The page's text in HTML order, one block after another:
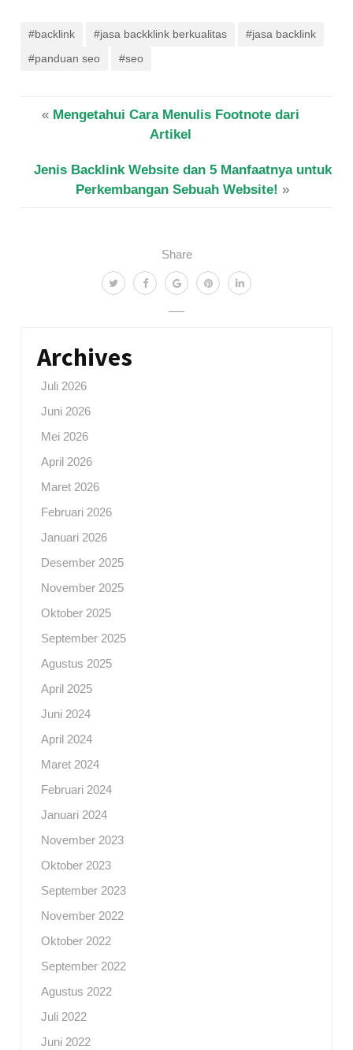
Share
#backlink #jasa backklink berkualitas
#jasa backlink
#panduan seo
#seo
« Mengetahui Cara Menulis Footnote dari
Artikel
Jenis Backlink Website dan 5 Manfaatnya untuk
Perkembangan Sebuah Website! »
Archives
Juli 2026
Juni 2026
Mei 2026
April 2026
Maret 2026
Februari 2026
Januari 2026
Desember 2025
November 2025
Oktober 2025
September 2025
Agustus 2025
April 2025
Juni 2024
April 2024
Maret 2024
Februari 2024
Januari 2024
November 2023
Oktober 2023
September 2023
November 2022
Oktober 2022
September 2022
Agustus 2022
Juli 2022
Juni 2022